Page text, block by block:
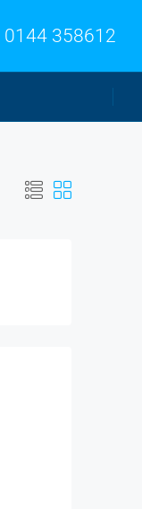
0144 358612